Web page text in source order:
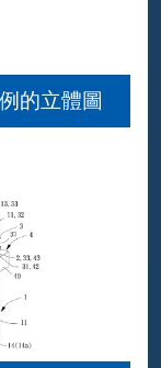
的立體圖